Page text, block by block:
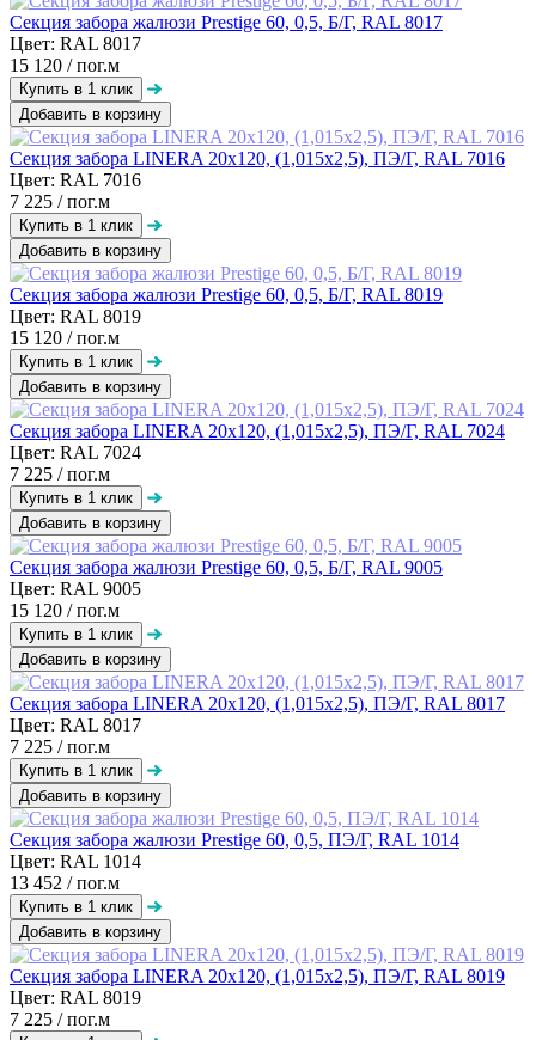
Секция забора жалюзи Prestige 60, 0,5, Б/Г, RAL 8017
Цвет: RAL 8017
15 120 / пог.м
Добавить в корзину
Секция забора LINERA 20х120, (1,015х2,5), ПЭ/Г, RAL 7016
Цвет: RAL 7016
7 225 / пог.м
Добавить в корзину
Секция забора жалюзи Prestige 60, 0,5, Б/Г, RAL 8019
Цвет: RAL 8019
15 120 / пог.м
Добавить в корзину
Секция забора LINERA 20х120, (1,015х2,5), ПЭ/Г, RAL 7024
Цвет: RAL 7024
7 225 / пог.м
Добавить в корзину
Секция забора жалюзи Prestige 60, 0,5, Б/Г, RAL 9005
Цвет: RAL 9005
15 120 / пог.м
Добавить в корзину
Секция забора LINERA 20х120, (1,015х2,5), ПЭ/Г, RAL 8017
Цвет: RAL 8017
7 225 / пог.м
Добавить в корзину
Секция забора жалюзи Prestige 60, 0,5, ПЭ/Г, RAL 1014
Цвет: RAL 1014
13 452 / пог.м
Добавить в корзину
Секция забора LINERA 20х120, (1,015х2,5), ПЭ/Г, RAL 8019
Цвет: RAL 8019
7 225 / пог.м